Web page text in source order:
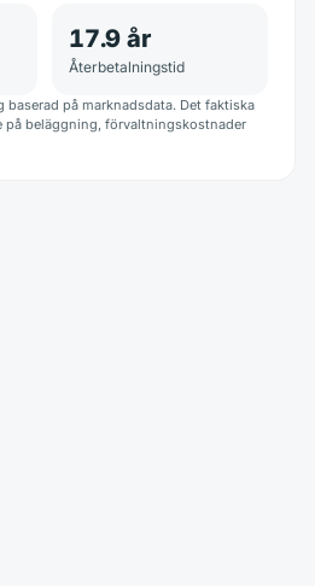
17.9 år
Återbetalningstid
på marknadsdata. Det faktiska
på beläggning, förvaltningskostnader